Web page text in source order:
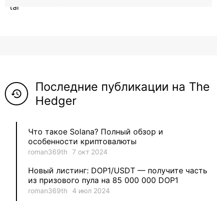
Neftegrad 5
Evgeniy 3
aleksandr-es 2
history
Последние публикации на The
Hedger
Что такое Solana? Полный обзор и
особенности криптовалюты
roman369th 7 окт 2024
Новый листинг: DOP1/USDT — получите часть
из призового пула на 85 000 000 DOP1
roman369th 4 июл 2024